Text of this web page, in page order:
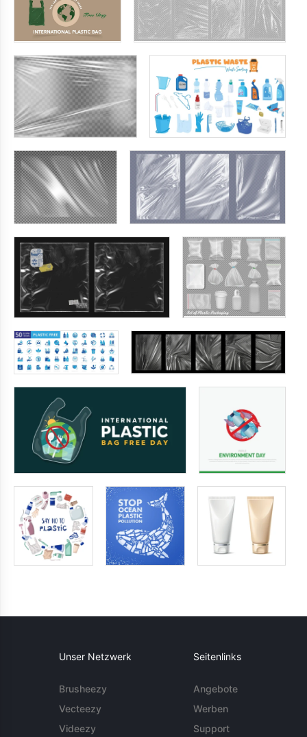
Unser Netzwerk
Brusheezy
Vecteezy
Videezy
Seitenlinks
Angebote
Werben
Support